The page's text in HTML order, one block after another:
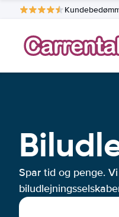
Spar tid og penge.